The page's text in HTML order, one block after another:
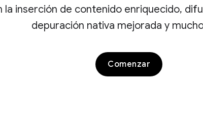
inserción de contenido enriquecido,
depuración nativa mejorada y
Comenzar